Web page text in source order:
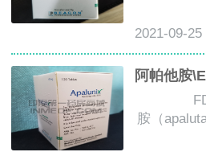
2021-09-25
阿帕他胺
胺（